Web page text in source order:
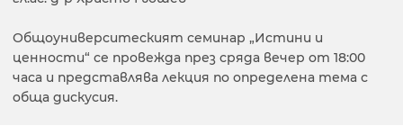
Общоуниверситеският семинар „Истини и
ценности“ се провежда през сряда вечер от 18:00
часа и представлява лекция по определена тема с
обща дискусия.